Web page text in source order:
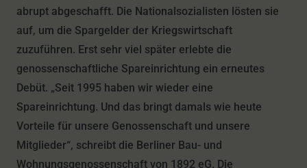
abrupt abgeschafft. Die Nationalsozialisten lösten sie
auf, um die Spargelder der Kriegswirtschaft
zuzuführen. Erst sehr viel später erlebte die
genossenschaftliche Spareinrichtung ein erneutes
Debüt. „Seit 1995 haben wir wieder eine
Spareinrichtung. Und das bringt damals wie heute
Vorteile für unsere Genossenschaft und unsere
Mitglieder“, schreibt die Berliner Bau- und
Wohnungsgenossenschaft von 1892 eG. Die